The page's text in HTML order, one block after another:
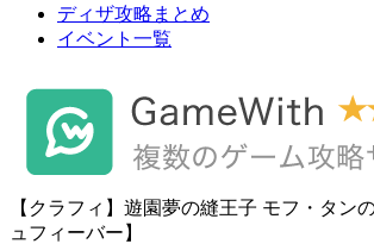
ディザ攻略まとめ
イベント一覧
【クラフィ】遊園夢の縫王子 モフ・タン
ュフィーバー】